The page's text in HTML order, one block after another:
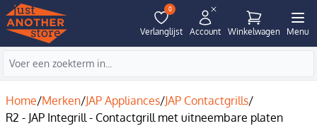
0
Verlanglijst Account Winkelwagen Menu
Home/Merken/JAP Appliances/JAP Contactgrills/
R2 - JAP Integrill - Contactgrill met uitneembare platen